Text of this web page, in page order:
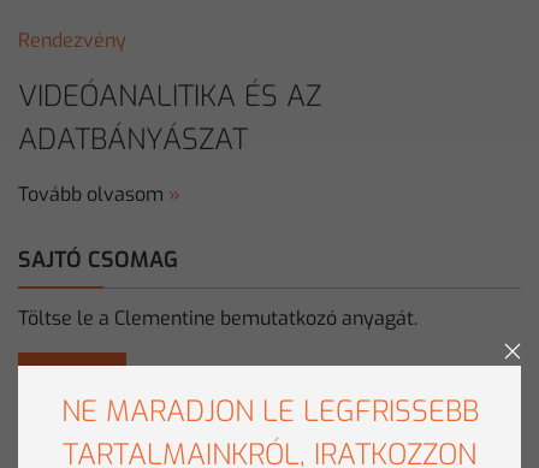
SAJTÓ CSOMAG
Töltse le a Clementine bemutatkozó anyagát.
Rendezvény
VIDEÓANALITIKA ÉS AZ
ADATBÁNYÁSZAT
Tovább olvasom »
NE MARADJON LE LEGFRISSEBB
TARTALMAINKRÓL, IRATKOZZON